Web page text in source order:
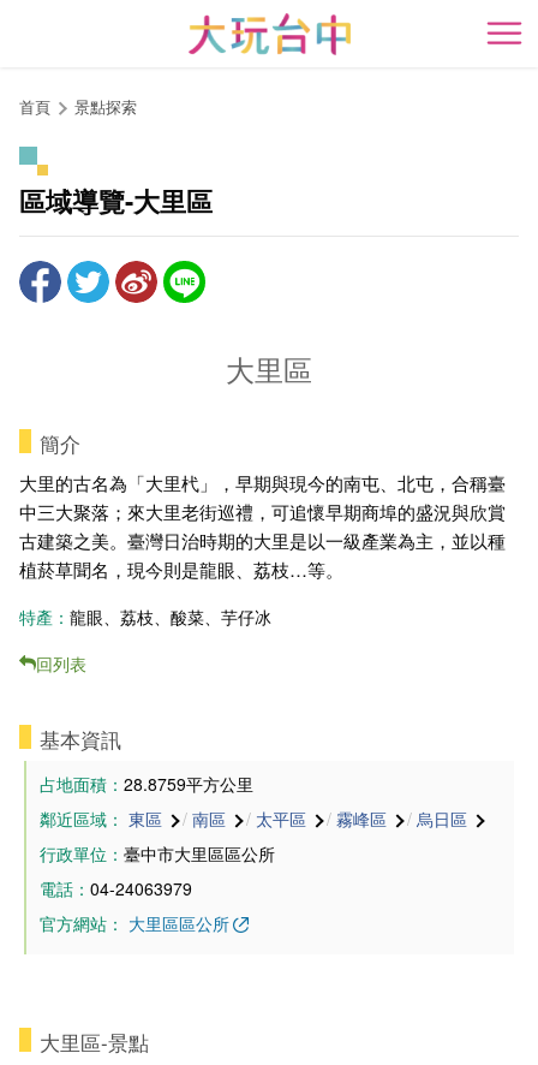
開
首頁 景點探索
區域導覽-大里區
大里區
簡介
大里的古名為「大里杙」，早期與現今的南屯、北屯，合稱臺
中三大聚落；來大里老街巡禮，可追懷早期商埠的盛況與欣賞
古建築之美。臺灣日治時期的大里是以一級產業為主，並以種
植菸草聞名，現今則是龍眼、荔枝…等。
特產： 龍眼、荔枝、酸菜、芋仔冰
回列表
基本資訊
占地面積：28.8759平方公里
鄰近區域： 東區 / 南區 / 太平區 / 霧峰區 / 烏日區
行政單位：臺中市大里區區公所
電話：04-24063979
官方網站： 大里區區公所
大里區-景點